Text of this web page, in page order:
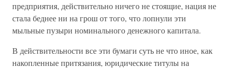
предприятия, действительно ничего не стоящие, нация не
стала беднее ни на грош от того, что лопнули эти
мыльные пузыри номинального денежного капитала.
В действительности все эти бумаги суть не что иное, как
накопленные притязания, юридические титулы на